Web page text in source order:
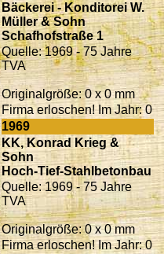
Bäckerei - Konditorei W.
Müller & Sohn
Schafhofstraße 1
Quelle: 1969 - 75 Jahre
TVA
Originalgröße: 0 x 0 mm
Firma erloschen! Im Jahr: 0
1969
KK, Konrad Krieg &
Sohn
Hoch-Tief-Stahlbetonbau
Quelle: 1969 - 75 Jahre
TVA
Originalgröße: 0 x 0 mm
Firma erloschen! Im Jahr: 0